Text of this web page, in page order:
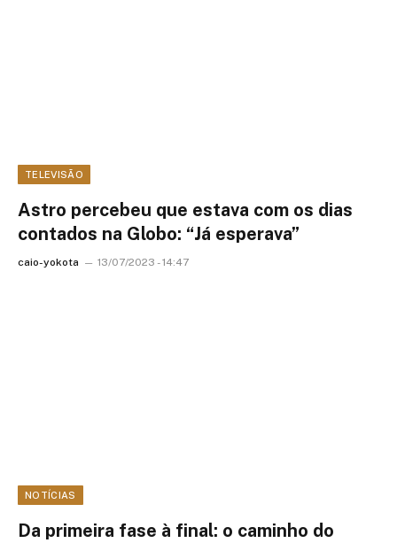
TELEVISÃO
Astro percebeu que estava com os dias
contados na Globo: “Já esperava”
caio-yokota 13/07/2023 - 14:47
NOTÍCIAS
Da primeira fase à final: o caminho do